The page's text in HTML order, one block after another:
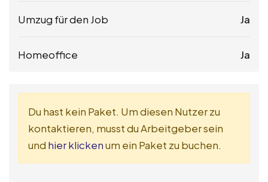
Umzug für den Job Ja
Homeoffice Ja
Du hast kein Paket. Um diesen Nutzer zu
kontaktieren, musst du Arbeitgeber sein
und hier klickenum ein Paket zu buchen.